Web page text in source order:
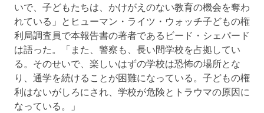
いで、子どもたちは、かけがえのない教育の機会を奪わ
れている」とヒューマン・ライツ・ウォッチ子どもの権
利局調査員で本報告書の著者であるビード・シェパード
は語った。「また、警察も、長い間学校を占拠してい
る。そのせいで、楽しいはずの学校は恐怖の場所とな
り、通学を続けることが困難になっている。子どもの権
利はないがしろにされ、学校が危険とトラウマの原因に
なっている。」